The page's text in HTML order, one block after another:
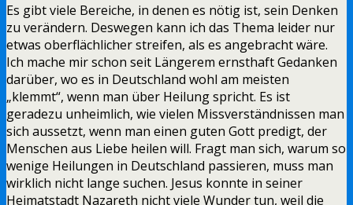
Es gibt viele Bereiche, in denen es nötig ist, sein Denken
zu verändern. Deswegen kann ich das Thema leider nur
etwas oberflächlicher streifen, als es angebracht wäre.
Ich mache mir schon seit Längerem ernsthaft Gedanken
darüber, wo es in Deutschland wohl am meisten
„klemmt“, wenn man über Heilung spricht. Es ist
geradezu unheimlich, wie vielen Missverständnissen man
sich aussetzt, wenn man einen guten Gott predigt, der
Menschen aus Liebe heilen will. Fragt man sich, warum so
wenige Heilungen in Deutschland passieren, muss man
wirklich nicht lange suchen. Jesus konnte in seiner
Heimatstadt Nazareth nicht viele Wunder tun, weil die